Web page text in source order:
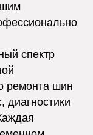
спектр
ремонта шин
диагностики